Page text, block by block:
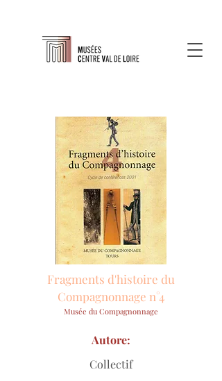
Fragments d'histoire du
Compagnonnage n°4
Musée du Compagnonnage
Collectif
Autore: